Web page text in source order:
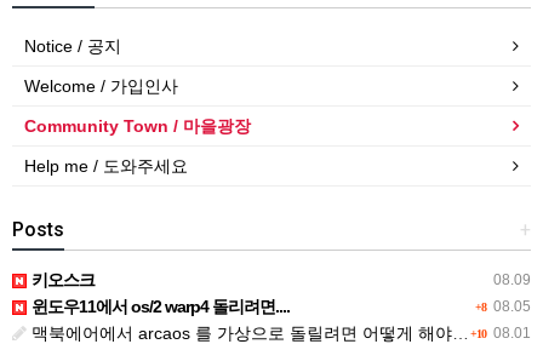
Notice / 공지
Welcome / 가입인사
Community Town / 마을광장
Help me / 도와주세요
+
Posts
08.09
키오스크
+8 08.05
윈도우11에서 os/2 warp4 돌리려면....
+10 08.01
맥북에어에서 arcaos 를 가상으로 돌릴려면 어떻게 해야 하는 지요?